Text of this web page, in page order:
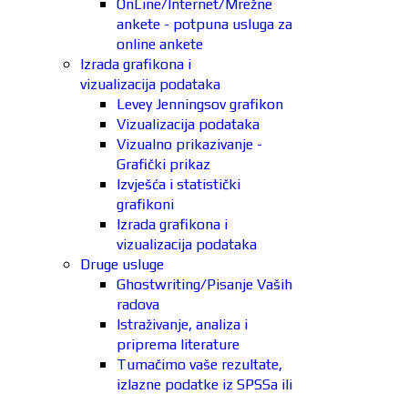
OnLine/Internet/Mrežne
ankete - potpuna usluga za
online ankete
Izrada grafikona i
vizualizacija podataka
Levey Jenningsov grafikon
Vizualizacija podataka
Vizualno prikazivanje -
Grafički prikaz
Izvješća i statistički
grafikoni
Izrada grafikona i
vizualizacija podataka
Druge usluge
Ghostwriting/Pisanje Vaših
radova
Istraživanje, analiza i
priprema literature
Tumačimo vaše rezultate,
izlazne podatke iz SPSSa ili